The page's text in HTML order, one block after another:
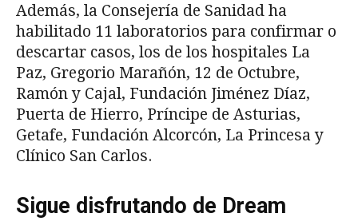
Además, la Consejería de Sanidad ha
habilitado 11 laboratorios para confirmar o
descartar casos, los de los hospitales La
Paz, Gregorio Marañón, 12 de Octubre,
Ramón y Cajal, Fundación Jiménez Díaz,
Puerta de Hierro, Príncipe de Asturias,
Getafe, Fundación Alcorcón, La Princesa y
Clínico San Carlos.
Sigue disfrutando de Dream